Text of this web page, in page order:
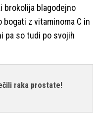
brokolija blagodejno
z vitaminoma C in
pa so tudi po svojih
raka prostate!